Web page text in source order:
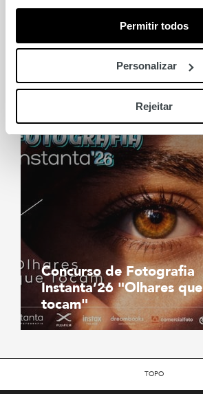
Permitir todos
Personalizar
Rejeitar
Yoga no Ponto Alto de
Lisboa
Concurso de Fotografia
Instanta’26 "Olhares que
tocam"
TOPO